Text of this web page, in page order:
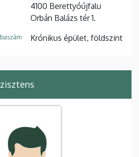
4100 Berettyóújfalu
Orbán Balázs tér 1.
Krónikus épület, földszint